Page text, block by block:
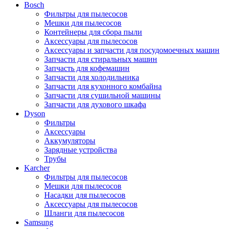
Bosch
Фильтры для пылесосов
Мешки для пылесосов
Контейнеры для сбора пыли
Аксессуары для пылесосов
Аксессуары и запчасти для посудомоечных машин
Запчасти для стиральных машин
Запчасть для кофемашин
Запчасти для холодильника
Запчасти для кухонного комбайна
Запчасти для сушильной машины
Запчасти для духового шкафа
Dyson
Фильтры
Аксессуары
Аккумуляторы
Зарядные устройства
Трубы
Karcher
Фильтры для пылесосов
Мешки для пылесосов
Насадки для пылесосов
Аксессуары для пылесосов
Шланги для пылесосов
Samsung